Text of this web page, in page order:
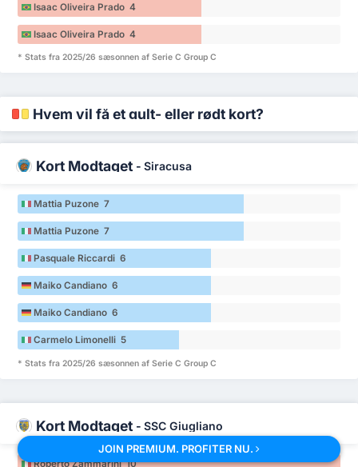
Isaac Oliveira Prado 4
Isaac Oliveira Prado 4
* Stats fra 2025/26 sæsonnen af Serie C Group C
Hvem vil få et gult- eller rødt kort?
Kort Modtaget - Siracusa
Mattia Puzone 7
Mattia Puzone 7
Pasquale Riccardi 6
Maiko Candiano 6
Maiko Candiano 6
Carmelo Limonelli 5
* Stats fra 2025/26 sæsonnen af Serie C Group C
Kort Modtaget - SSC Giugliano
Roberto Zammarini 10
JOIN PREMIUM. PROFITER NU.